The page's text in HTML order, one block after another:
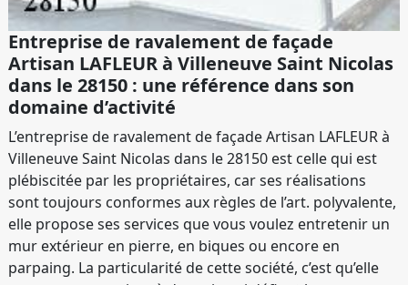
Entreprise de ravalement de façade
Artisan LAFLEUR à Villeneuve Saint Nicolas
dans le 28150 : une référence dans son
domaine d’activité
L’entreprise de ravalement de façade Artisan LAFLEUR à
Villeneuve Saint Nicolas dans le 28150 est celle qui est
plébiscitée par les propriétaires, car ses réalisations
sont toujours conformes aux règles de l’art. polyvalente,
elle propose ses services que vous voulez entretenir un
mur extérieur en pierre, en biques ou encore en
parpaing. La particularité de cette société, c’est qu’elle